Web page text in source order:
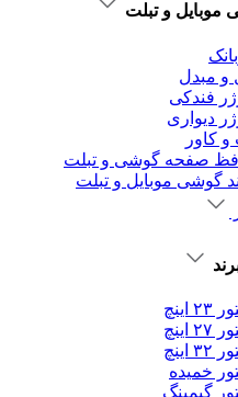
موبایل و تبلت
و مبدل
فندکی
دیواری
کاور
صفحه گوشی و تبلت
گوشی موبایل و تبلت
اینچ
اینچ
اینچ
خمیده
گیمینگ